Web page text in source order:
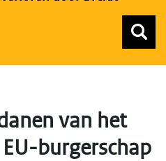
van het
burgerschap